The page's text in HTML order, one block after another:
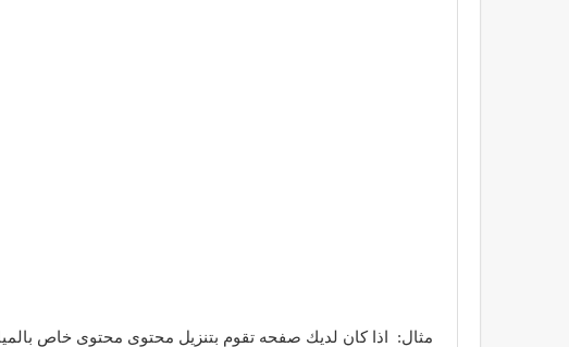
مثال: اذا كان لديك صفحه تقوم بتنزيل محتوى محتوى خاص